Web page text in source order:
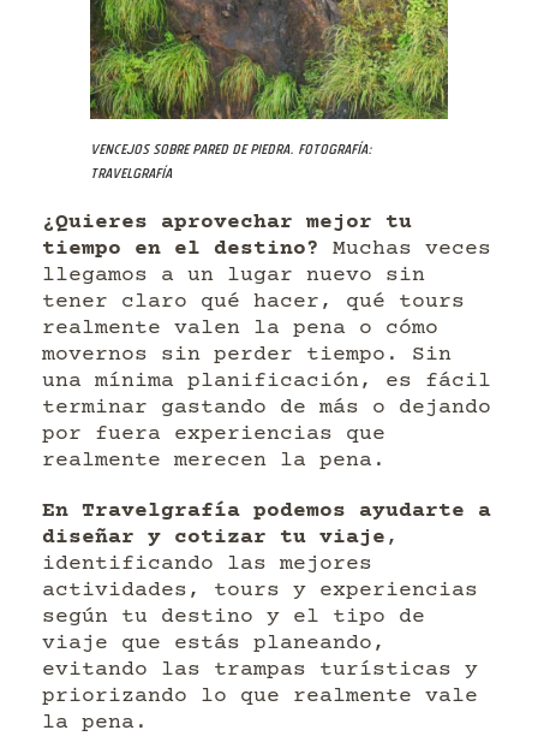
Vencejos sobre pared de piedra. Fotografía:
Travelgrafía
¿Quieres aprovechar mejor tu
tiempo en el destino? Muchas veces
llegamos a un lugar nuevo sin
tener claro qué hacer, qué tours
realmente valen la pena o cómo
movernos sin perder tiempo. Sin
una mínima planificación, es fácil
terminar gastando de más o dejando
por fuera experiencias que
realmente merecen la pena.
En Travelgrafía podemos ayudarte a
diseñar y cotizar tu viaje ,
identificando las mejores
actividades, tours y experiencias
según tu destino y el tipo de
viaje que estás planeando,
evitando las trampas turísticas y
priorizando lo que realmente vale
la pena.